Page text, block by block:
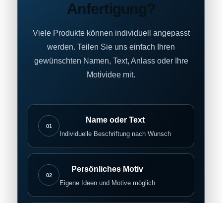
Anfertigung?
Viele Produkte können individuell angepasst
werden. Teilen Sie uns einfach Ihren
gewünschten Namen, Text, Anlass oder Ihre
Motividee mit.
01
Name oder Text
Individuelle Beschriftung nach Wunsch
02
Persönliches Motiv
Eigene Ideen und Motive möglich